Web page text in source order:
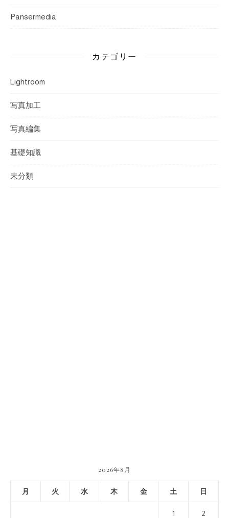
Pansermedia
カテゴリー
Lightroom
写真加工
写真編集
基礎知識
未分類
2026年8月
月 火 水 木 金 土 日
1 2